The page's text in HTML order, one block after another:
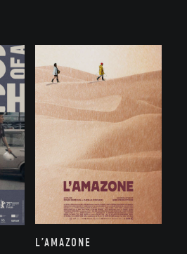
L’AMAZONE